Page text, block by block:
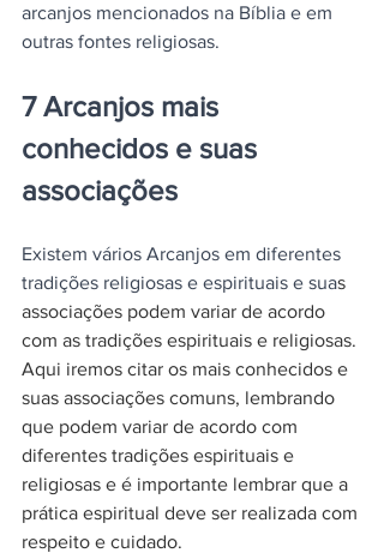
arcanjos mencionados na Bíblia e em
outras fontes religiosas.
7 Arcanjos mais
conhecidos e suas
associações
Existem vários Arcanjos em diferentes
tradições religiosas e espirituais e suas
associações podem variar de acordo
com as tradições espirituais e religiosas.
Aqui iremos citar os mais conhecidos e
suas associações comuns, lembrando
que podem variar de acordo com
diferentes tradições espirituais e
religiosas e é importante lembrar que a
prática espiritual deve ser realizada com
respeito e cuidado.